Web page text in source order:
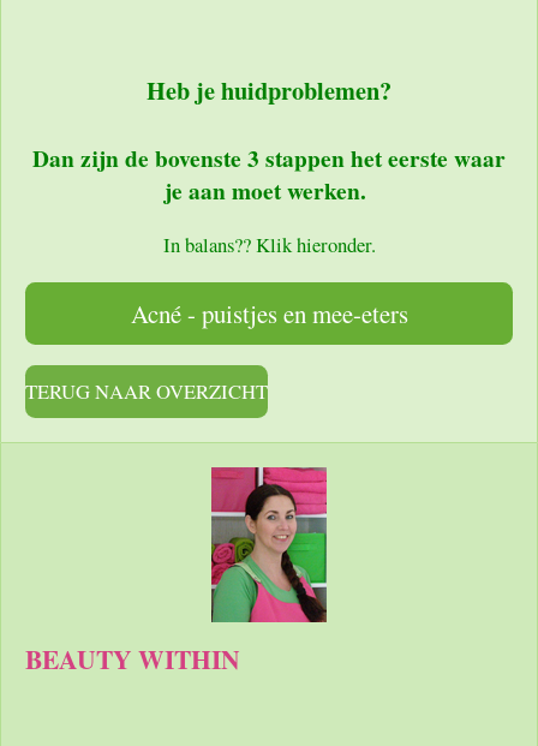
Heb je huidproblemen?
Dan zijn de bovenste 3 stappen het eerste waar
je aan moet werken.
In balans?? Klik hieronder.
Acné - puistjes en mee-eters
TERUG NAAR OVERZICHT
BEAUTY WITHIN